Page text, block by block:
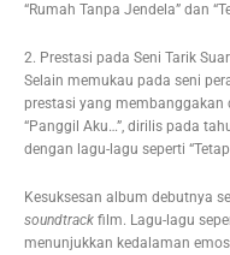
“Rumah Tanpa Jendela” dan
2. Prestasi pada Seni Tarik
Selain memukau pada seni
prestasi yang
“Panggil Aku…”, dirilis pada
dengan lagu-lagu seperti
Kesuksesan album debutnya
soundtrack film. Lagu-lagu
menunjukkan kedalaman